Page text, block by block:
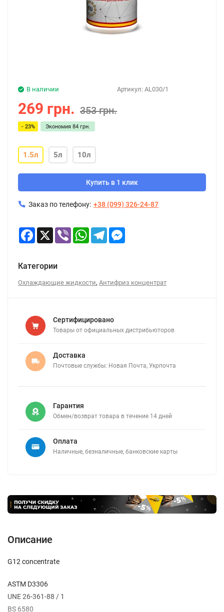
Артикул: AL030/1
В наличии
269 грн. 353 грн.
- 23% Экономия 84 грн.
1.5л 5л 10л
Купить в 1 клик
Заказ по телефону: +38 (099) 326-24-87
Facebook
X Viber WhatsApp
Telegram
Категории
Охлаждающие жидкости, Антифриз концентрат
Сертифицировано
Товары от официальных дистрибьюторов
Доставка
Почтовые службы: Новая Почта, Укрпочта
Гарантия
Обмен/возврат товара в течение 14 дней
Оплата
Наличные, безналичные, банковские карты
Описание
G12 concentrate
ASTM D3306
UNE 26-361-88 / 1
BS 6580